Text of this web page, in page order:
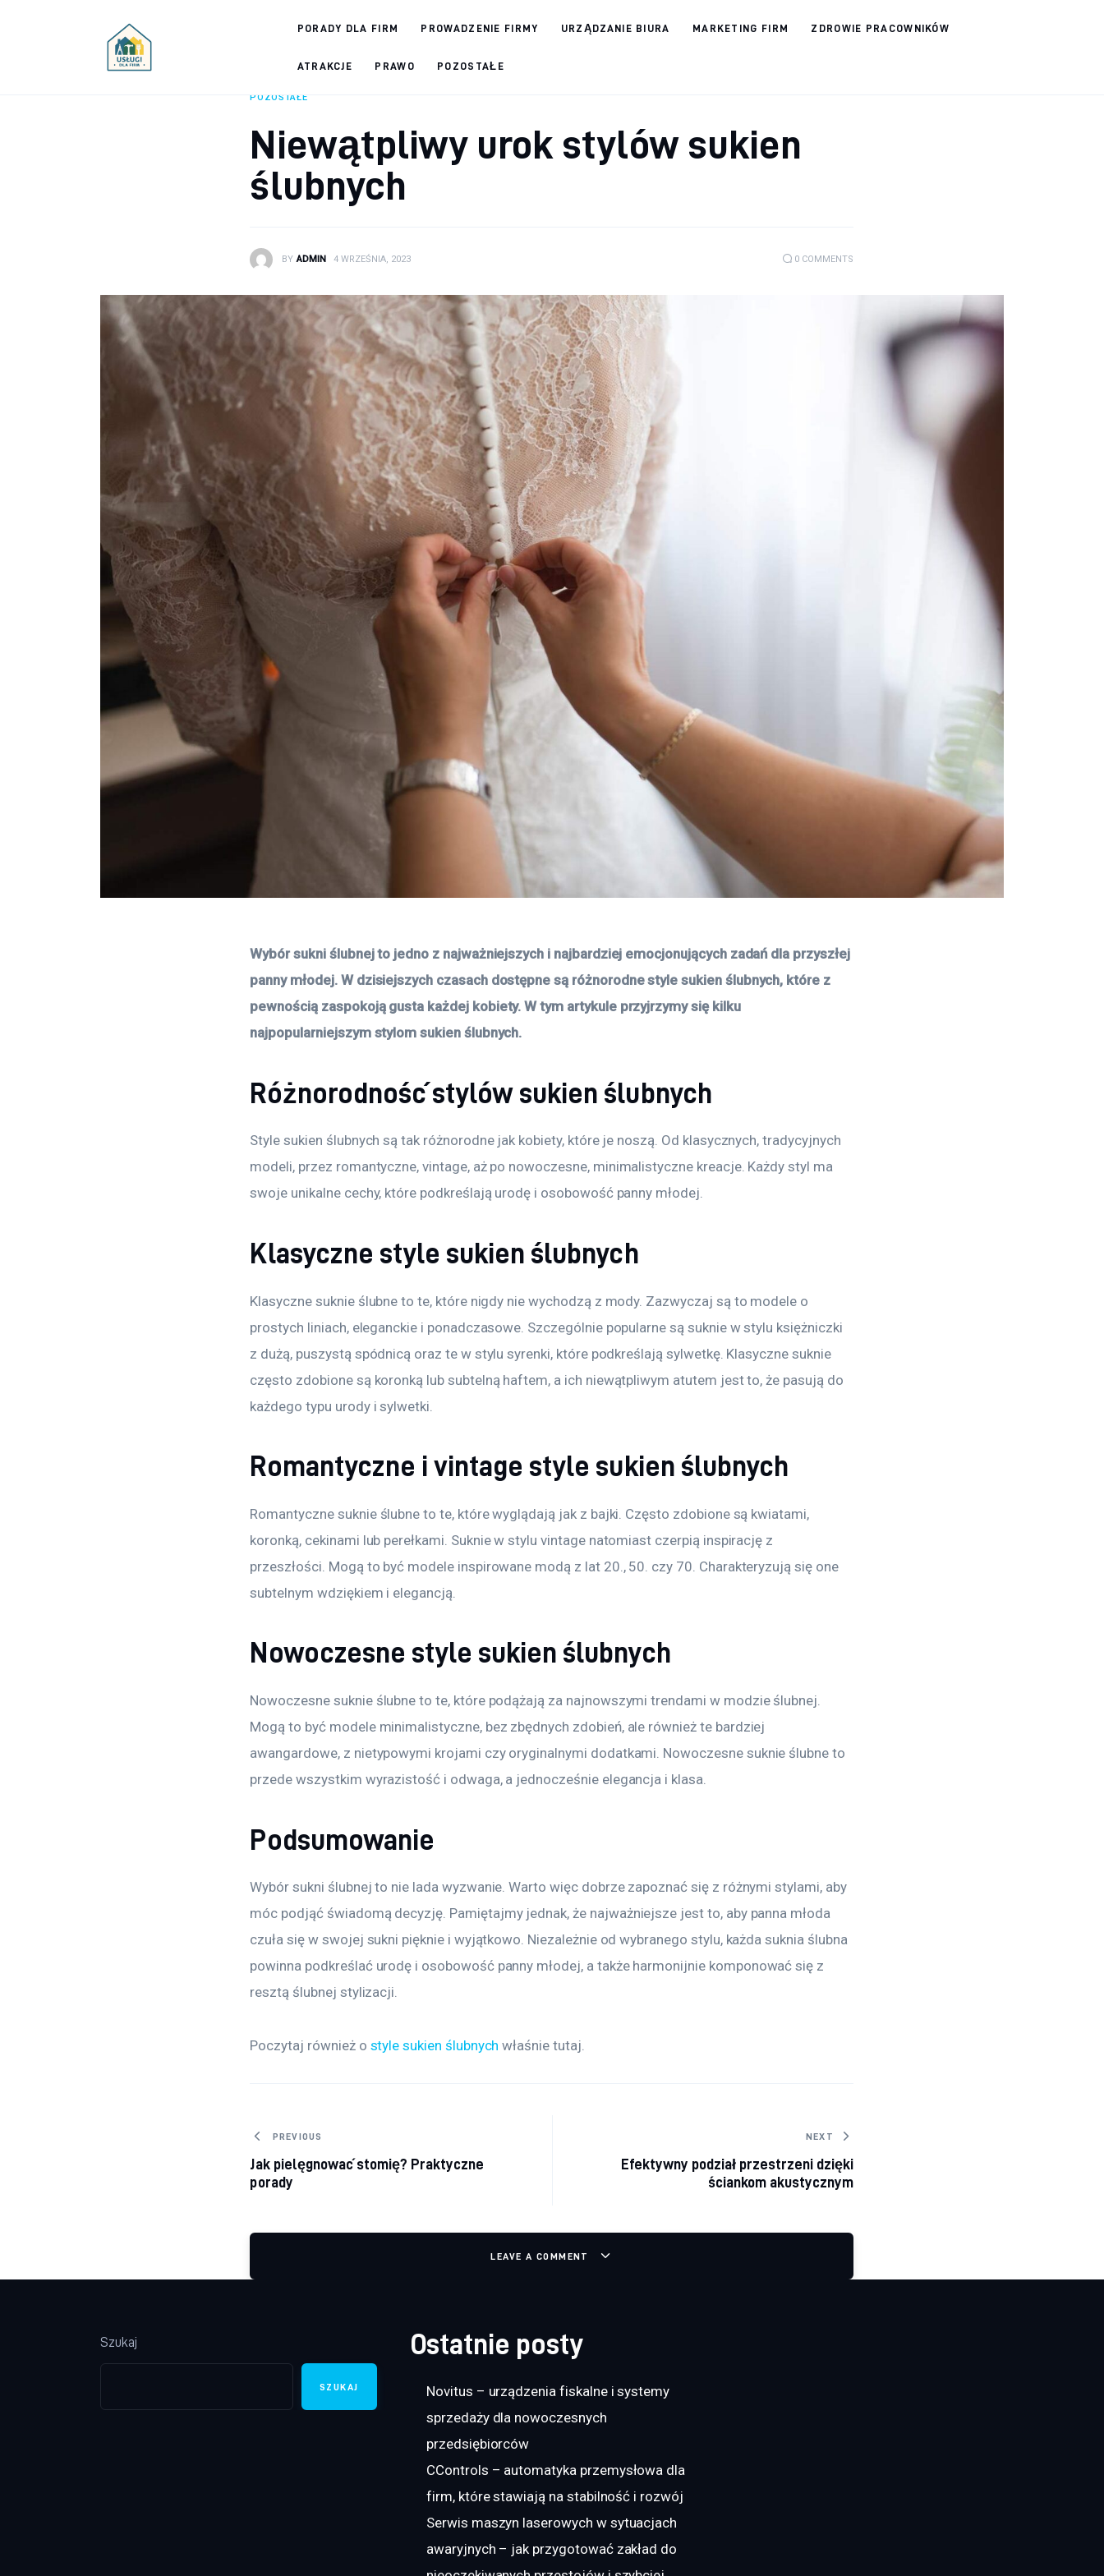
PORADY DLA FIRM PROWADZENIE FIRMY URZĄDZANIE BIURA MARKETING FIRM ZDROWIE PRACOWNIKÓW
ATRAKCJE PRAWO POZOSTAŁE
Prowadzenie firmy
POZOSTAŁE
Niewątpliwy urok stylów sukien
ślubnych
BY ADMIN 4 WRZEŚNIA, 2023 0 COMMENTS
Wybór sukni ślubnej to jedno z najważniejszych i najbardziej emocjonujących zadań dla przyszłej
panny młodej. W dzisiejszych czasach dostępne są różnorodne style sukien ślubnych, które z
pewnością zaspokoją gusta każdej kobiety. W tym artykule przyjrzymy się kilku
najpopularniejszym stylom sukien ślubnych.
Różnorodność stylów sukien ślubnych
Style sukien ślubnych są tak różnorodne jak kobiety, które je noszą. Od klasycznych, tradycyjnych
modeli, przez romantyczne, vintage, aż po nowoczesne, minimalistyczne kreacje. Każdy styl ma
swoje unikalne cechy, które podkreślają urodę i osobowość panny młodej.
Klasyczne style sukien ślubnych
Klasyczne suknie ślubne to te, które nigdy nie wychodzą z mody. Zazwyczaj są to modele o
prostych liniach, eleganckie i ponadczasowe. Szczególnie popularne są suknie w stylu księżniczki
z dużą, puszystą spódnicą oraz te w stylu syrenki, które podkreślają sylwetkę. Klasyczne suknie
często zdobione są koronką lub subtelną haftem, a ich niewątpliwym atutem jest to, że pasują do
każdego typu urody i sylwetki.
Romantyczne i vintage style sukien ślubnych
Romantyczne suknie ślubne to te, które wyglądają jak z bajki. Często zdobione są kwiatami,
koronką, cekinami lub perełkami. Suknie w stylu vintage natomiast czerpią inspirację z
przeszłości. Mogą to być modele inspirowane modą z lat 20., 50. czy 70. Charakteryzują się one
subtelnym wdziękiem i elegancją.
Nowoczesne style sukien ślubnych
Nowoczesne suknie ślubne to te, które podążają za najnowszymi trendami w modzie ślubnej.
Mogą to być modele minimalistyczne, bez zbędnych zdobień, ale również te bardziej
awangardowe, z nietypowymi krojami czy oryginalnymi dodatkami. Nowoczesne suknie ślubne to
przede wszystkim wyrazistość i odwaga, a jednocześnie elegancja i klasa.
Podsumowanie
Wybór sukni ślubnej to nie lada wyzwanie. Warto więc dobrze zapoznać się z różnymi stylami, aby
móc podjąć świadomą decyzję. Pamiętajmy jednak, że najważniejsze jest to, aby panna młoda
czuła się w swojej sukni pięknie i wyjątkowo. Niezależnie od wybranego stylu, każda suknia ślubna
powinna podkreślać urodę i osobowość panny młodej, a także harmonijnie komponować się z
resztą ślubnej stylizacji.
Poczytaj również o style sukien ślubnych właśnie tutaj.
Nawigacja wpisu
PREVIOUS
Jak pielęgnować stomię? Praktyczne
porady
NEXT
Efektywny podział przestrzeni dzięki
ściankom akustycznym
LEAVE A COMMENT
Szukaj
SZUKAJ
Ostatnie posty
Novitus – urządzenia fiskalne i systemy
sprzedaży dla nowoczesnych
przedsiębiorców
CControls – automatyka przemysłowa dla
firm, które stawiają na stabilność i rozwój
Serwis maszyn laserowych w sytuacjach
awaryjnych – jak przygotować zakład do